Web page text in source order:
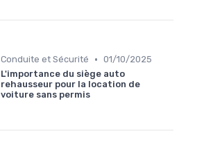
Conduite et Sécurité • 01/10/2025
L'importance du siège auto
rehausseur pour la location de
voiture sans permis